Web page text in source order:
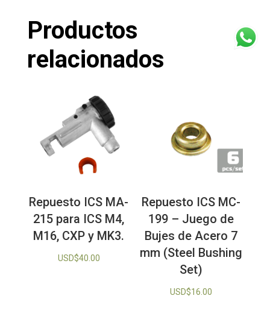
Productos
relacionados
Repuesto ICS MA-
215 para ICS M4,
M16, CXP y MK3.
USD$40.00
Repuesto ICS MC-
199 – Juego de
Bujes de Acero 7
mm (Steel Bushing
Set)
USD$16.00